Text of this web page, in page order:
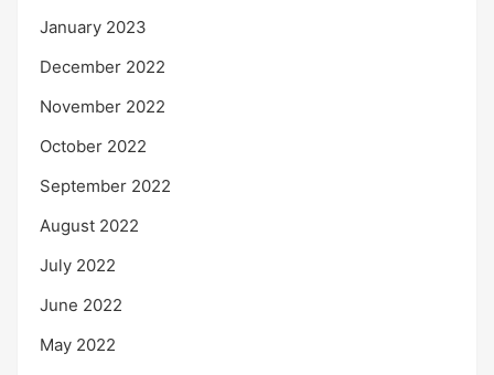
January 2023
December 2022
November 2022
October 2022
September 2022
August 2022
July 2022
June 2022
May 2022